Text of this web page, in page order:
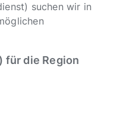
suchen wir in
für die Region